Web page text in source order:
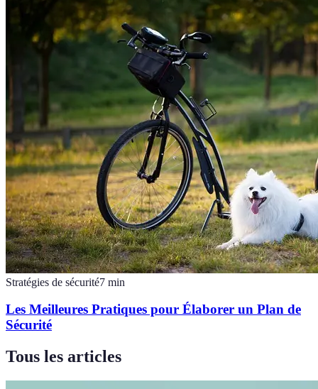
Stratégies de sécurité7 min
Les Meilleures Pratiques pour Élaborer un Plan de
Sécurité
Tous les articles